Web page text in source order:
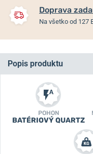
Doprava
Na všetko od 127
Popis produktu
POHON
BATÉRIOVÝ QUARTZ